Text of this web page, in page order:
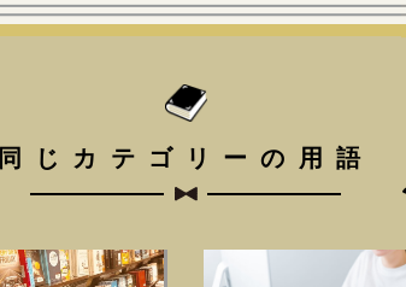
同じカテゴリーの用語